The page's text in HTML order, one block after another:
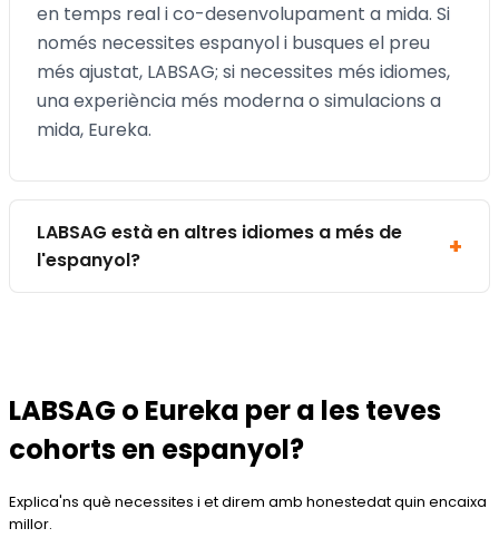
en temps real i co-desenvolupament a mida. Si
només necessites espanyol i busques el preu
més ajustat, LABSAG; si necessites més idiomes,
una experiència més moderna o simulacions a
mida, Eureka.
LABSAG està en altres idiomes a més de
l'espanyol?
LABSAG o Eureka per a les teves
cohorts en espanyol?
Explica'ns què necessites i et direm amb honestedat quin encaixa
millor.